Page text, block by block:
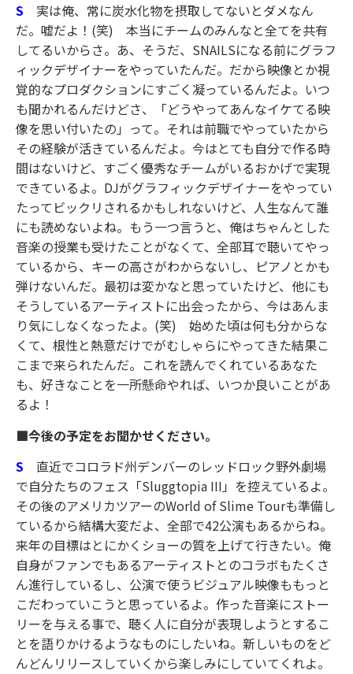
S 実は俺、常に炭水化物を摂取してないとダメなん
だ。嘘だよ！(笑) 本当にチームのみんなと全てを共有
してるいからさ。あ、そうだ、SNAILSになる前にグラフ
ィックデザイナーをやっていたんだ。だから映像とか視
覚的なプロダクションにすごく凝っているんだよ。いつ
も聞かれるんだけどさ、「どうやってあんなイケてる映
像を思い付いたの」って。それは前職でやっていたから
その経験が活きているんだよ。今はとても自分で作る時
間はないけど、すごく優秀なチームがいるおかげで実現
できているよ。DJがグラフィックデザイナーをやってい
たってビックリされるかもしれないけど、人生なんて誰
にも読めないよね。もう一つ言うと、俺はちゃんとした
音楽の授業も受けたことがなくて、全部耳で聴いてやっ
ているから、キーの高さがわからないし、ピアノとかも
弾けないんだ。最初は変かなと思っていたけど、他にも
そうしているアーティストに出会ったから、今はあんま
り気にしなくなったよ。(笑) 始めた頃は何も分からな
くて、根性と熱意だけでがむしゃらにやってきた結果こ
こまで来られたんだ。これを読んでくれているあなた
も、好きなことを一所懸命やれば、いつか良いことがあ
るよ！
■今後の予定をお聞かせください。
S 直近でコロラド州デンバーのレッドロック野外劇場
で自分たちのフェス「Sluggtopia III」を控えているよ。
その後のアメリカツアーのWorld of Slime Tourも準備し
ているから結構大変だよ、全部で42公演もあるからね。
来年の目標はとにかくショーの質を上げて行きたい。俺
自身がファンでもあるアーティストとのコラボもたくさ
ん進行しているし、公演で使うビジュアル映像ももっと
こだわっていこうと思っているよ。作った音楽にストー
リーを与える事で、聴く人に自分が表現しようとするこ
とを語りかけるようなものにしたいね。新しいものをど
んどんリリースしていくから楽しみにしていてくれよ。